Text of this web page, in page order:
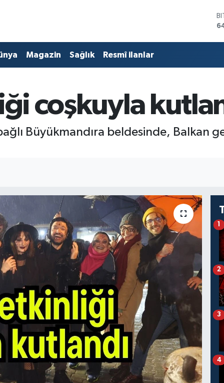
Magazin Sağlık Resmî ilanlar
coşkuyla
Büyükmandıra beldesinde, Balkan
1
2
3
4